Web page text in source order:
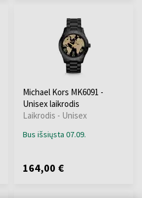
Michael Kors MK6091 -
Unisex laikrodis
Laikrodis - Unisex
Bus išsiųsta 07.09.
164,00 €